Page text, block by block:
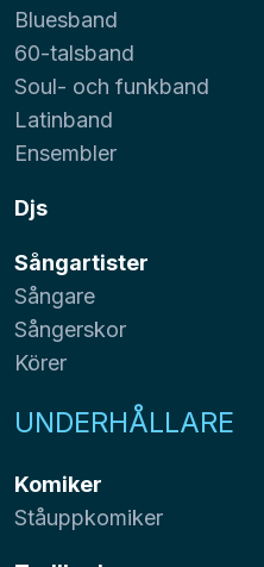
Bluesband
60-talsband
Soul- och funkband
Latinband
Ensembler
Djs
Sångartister
Sångare
Sångerskor
Körer
UNDERHÅLLARE
Komiker
Ståuppkomiker